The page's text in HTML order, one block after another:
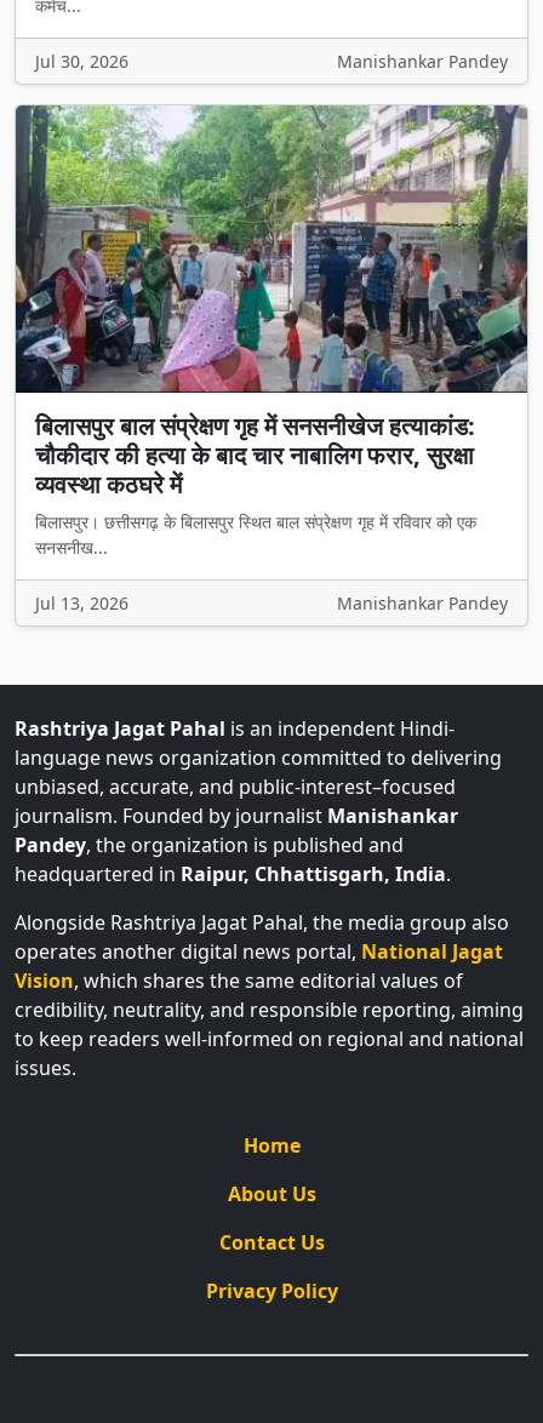
कर्मच...
Jul 30, 2026 Manishankar Pandey
बिलासपुर बाल संप्रेक्षण गृह में सनसनीखेज हत्याकांड:
चौकीदार की हत्या के बाद चार नाबालिग फरार, सुरक्षा
व्यवस्था कठघरे में
बिलासपुर। छत्तीसगढ़ के बिलासपुर स्थित बाल संप्रेक्षण गृह में रविवार को एक
सनसनीख...
Jul 13, 2026 Manishankar Pandey
Rashtriya Jagat Pahal is an independent Hindi-
language news organization committed to delivering
unbiased, accurate, and public-interest–focused
journalism. Founded by journalist Manishankar
Pandey, the organization is published and
headquartered in Raipur, Chhattisgarh, India.
Alongside Rashtriya Jagat Pahal, the media group also
operates another digital news portal, National Jagat
Vision, which shares the same editorial values of
credibility, neutrality, and responsible reporting, aiming
to keep readers well-informed on regional and national
issues.
Home
About Us
Contact Us
Privacy Policy